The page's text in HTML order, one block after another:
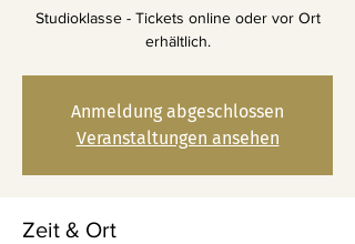
Studioklasse - Tickets online oder vor Ort
erhältlich.
Anmeldung abgeschlossen
Veranstaltungen ansehen
Zeit & Ort